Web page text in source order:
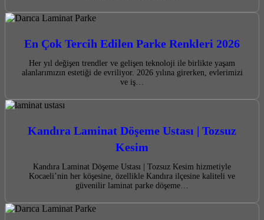
En Çok Tercih Edilen Parke Renkleri 2026
Her yıl değişen trendler ve gelişen teknoloji ile birlikte yaşam
alanlarımızın estetiği de evriliyor. 2026 yılına girerken, evlerimizi
ve iş…
Kandıra Laminat Döşeme Ustası | Tozsuz
Kesim
Kandıra Laminat Döşeme Ustası | Tozsuz Kesim hizmetiyle
Kocaeli’nin her köşesine, özellikle Kandıra ilçesine kaliteli ve
güvenilir laminat parke döşeme…